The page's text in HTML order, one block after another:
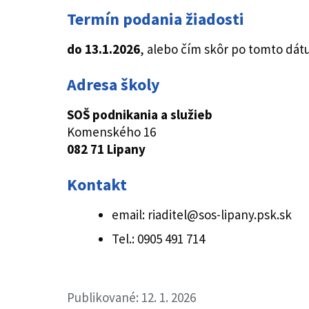
Termín podania žiadosti
do 13.1.2026, alebo čím skôr po tomto
Adresa školy
SOŠ podnikania a služieb
Komenského 16
082 71 Lipany
Kontakt
email: riaditel@sos-lipany.psk.sk
Tel.: 0905 491 714
Publikované: 12. 1. 2026